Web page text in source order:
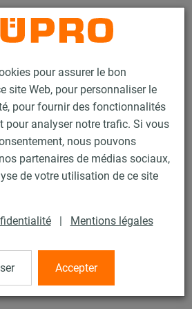
pour assurer le bon
site Web, pour personnaliser le
pour fournir des fonctionnalités
pour analyser notre trafic. Si vous
nous pouvons
partenaires de médias sociaux,
de votre utilisation de ce site
| Mentions légales
Accepter
Contact
Fixations testées au feu
au feu
Collier à vis
à vis
jaune, inox